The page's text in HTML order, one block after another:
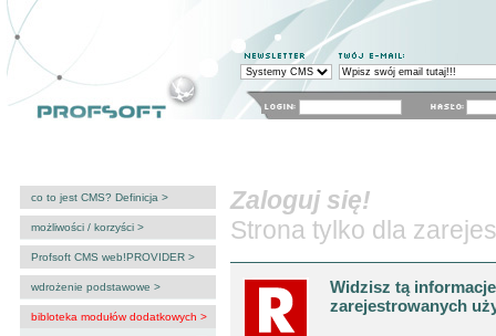
system CMS: web!NEWSLETTER
Content Management
Profesjonalne Systemy Informatyczne
sklep internetowy
CMS CRM SCM/PRM sklepy internetowe
co to jest CMS? Definicja >
możliwości / korzyści >
skalowalność systemu >
obniżenie kosztów >
szybkość rozbudowy >
inne... >
Profsoft CMS web!PROVIDER >
wdrożenie podstawowe >
web!MENU >
bibloteka modułów dodatkowych >
Zaloguj się!
Strona tylko dla
Widzisz tą
zarejestrowanych